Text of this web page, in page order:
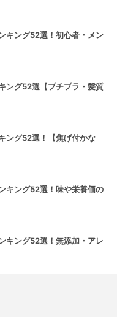
キング52選！初心者・メン
ング52選【プチプラ・髪質
ング52選！【焦げ付かな
キング52選！味や栄養価の
キング52選！無添加・アレ